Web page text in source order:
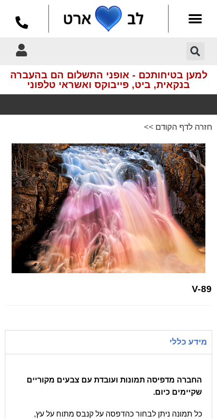
למען בטיחותכם - אופני התשלום הם בהעברה
בנקאית, ביט, פייבוקס ואשראי טלפוני
חזרה לדף הקודם >>
V-89
מידע כללי
החברה מדפיסה תמונות ועובדת עם צבעים מקוריים
שקיימים כיום.
כל תמונה ניתן לבחור כהדפסה על קנבס מתוח על עץ,